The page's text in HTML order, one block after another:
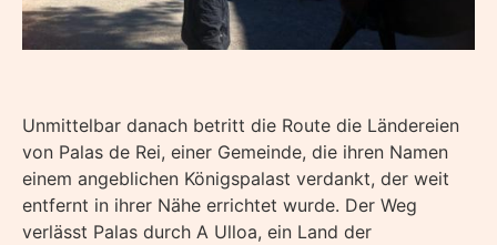
Unmittelbar danach betritt die Route die Ländereien
von Palas de Rei, einer Gemeinde, die ihren Namen
einem angeblichen Königspalast verdankt, der weit
entfernt in ihrer Nähe errichtet wurde. Der Weg
verlässt Palas durch A Ulloa, ein Land der